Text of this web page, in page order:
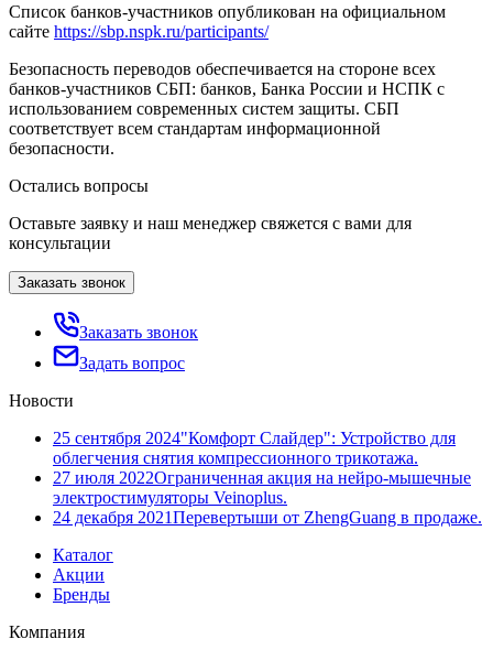
Список банков-участников опубликован на официальном
сайте https://sbp.nspk.ru/participants/
Безопасность переводов обеспечивается на стороне всех
банков-участников СБП: банков, Банка России и НСПК с
использованием современных систем защиты. СБП
соответствует всем стандартам информационной
безопасности.
Остались вопросы
Оставьте заявку и наш менеджер свяжется с вами для
консультации
Заказать звонок
Заказать звонок
Задать вопрос
Новости
25 сентября 2024"Комфорт Слайдер": Устройство для
облегчения снятия компрессионного трикотажа.
27 июля 2022Ограниченная акция на нейро-мышечные
электростимуляторы Veinoplus.
24 декабря 2021Перевертыши от ZhengGuang в продаже.
Каталог
Акции
Бренды
Компания